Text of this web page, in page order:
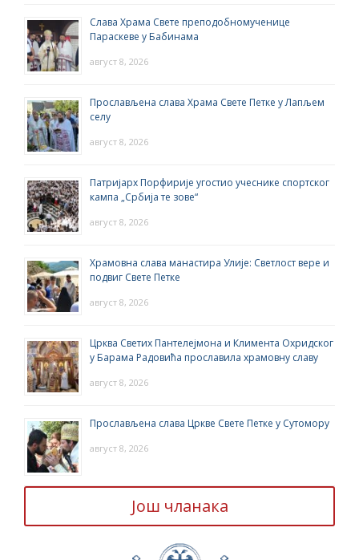
Слава Храма Свете преподобномученице
Параскеве у Бабинама
август 8, 2026
Прослављена слава Храма Свете Петке у Лапљем
селу
август 8, 2026
Патријарх Порфирије угостио учеснике спортског
кампа „Србија те зове“
август 8, 2026
Храмовна слава манастира Улије: Светлост вере и
подвиг Свете Петке
август 8, 2026
Црква Светих Пантелејмона и Климента Охридског
у Барама Радовића прославила храмовну славу
август 8, 2026
Прослављена слава Цркве Свете Петке у Сутомору
август 8, 2026
Још чланака